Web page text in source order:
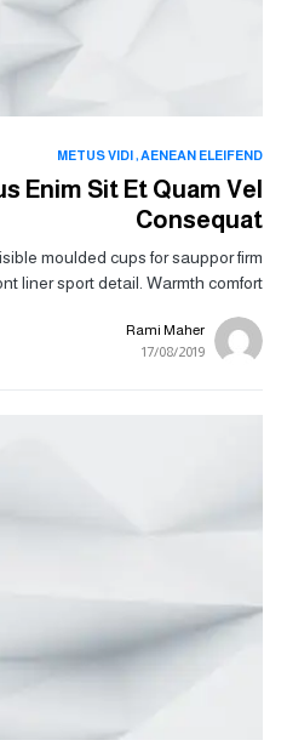
AENEAN ELEIFEND
METUS VIDI
Enim Sit Et Quam Vel
Consequat
moulded cups for sauppor firm
liner sport detail. Warmth comfort…
Rami Maher
17/08/2019